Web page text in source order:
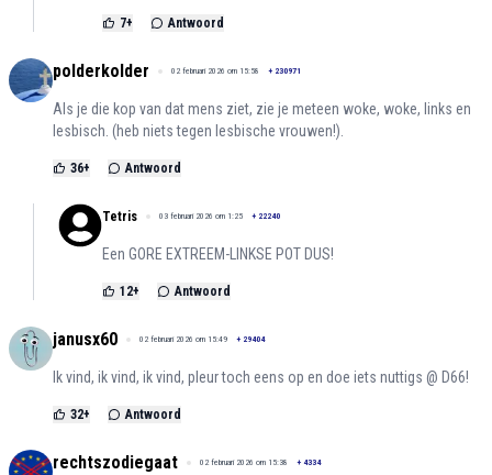
7+ Antwoord
polderkolder 02 februari 2026 om 15:58 + 230971
Als je die kop van dat mens ziet, zie je meteen woke, woke, links en
lesbisch. (heb niets tegen lesbische vrouwen!).
36+ Antwoord
Tetris 03 februari 2026 om 1:25 + 22240
Een GORE EXTREEM-LINKSE POT DUS!
12+ Antwoord
janusx60 02 februari 2026 om 15:49 + 29404
Ik vind, ik vind, ik vind, pleur toch eens op en doe iets nuttigs @ D66!
32+ Antwoord
rechtszodiegaat 02 februari 2026 om 15:38 + 4334